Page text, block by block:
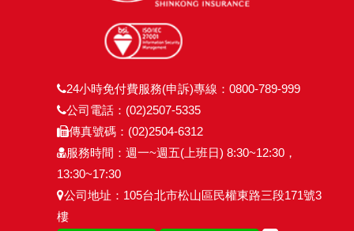
24小時免付費服務(申訴)專線：0800-789-999
公司電話：(02)2507-5335
傳真號碼：(02)2504-6312
服務時間：週一~週五(上班日) 8:30~12:30，
13:30~17:30
公司地址：105台北市松山區民權東路三段171號3
樓